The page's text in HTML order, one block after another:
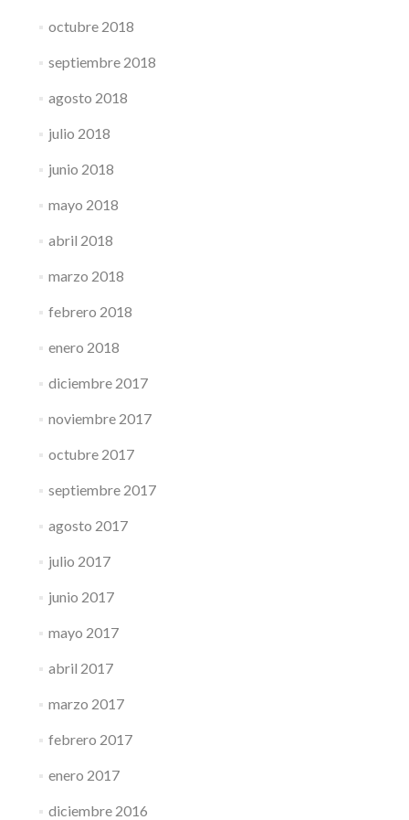
octubre 2018
septiembre 2018
agosto 2018
julio 2018
junio 2018
mayo 2018
abril 2018
marzo 2018
febrero 2018
enero 2018
diciembre 2017
noviembre 2017
octubre 2017
septiembre 2017
agosto 2017
julio 2017
junio 2017
mayo 2017
abril 2017
marzo 2017
febrero 2017
enero 2017
diciembre 2016